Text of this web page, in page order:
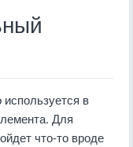
в
Для
что-то вроде